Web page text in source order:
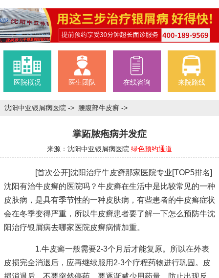
医院概况 医生团队 在线咨询 来院路线
沈阳中亚银屑病医院 -> 腰腹部牛皮癣 ->
掌跖脓疱病并发症
来源：沈阳中亚银屑病医院 绿色预约通道
[首次公开]沈阳治疗牛皮癣那家医院专业[TOP5排名]
沈阳有治牛皮癣的医院吗？牛皮癣在生活中是比较常见的一种
皮肤病，是具有季节性的一种皮肤病，有些患者的牛皮癣症状
会在冬季变得严重，所以牛皮癣患者要了解一下怎么预防牛沈
阳治疗银屑病去哪家医院皮癣病情加重。
1.牛皮癣一般需要2-3个月后才能复原。所以在外表
皮损完全消退后，应再继续服用2-3个疗程药物进行巩固。皮
损消退后，不要突然停药，要逐渐减少用药量，防止出现反